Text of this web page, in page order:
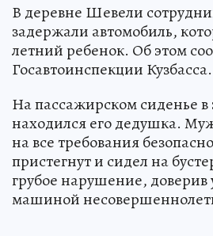
В деревне Шевели
задержали автомобиль,
летний ребенок. Об этом
Госавтоинспекции Кузбасса.
На пассажирском сиденье в
находился его дедушка.
на все требования
пристегнут и сидел на
грубое нарушение, доверив
машиной